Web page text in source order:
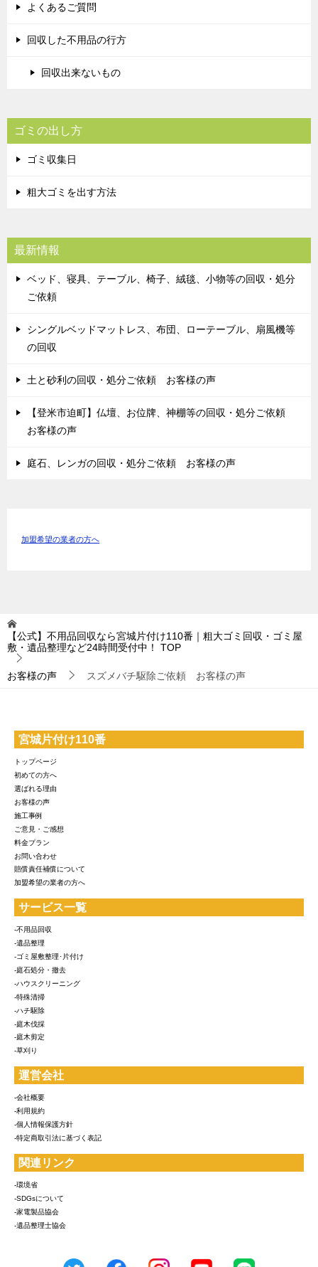
よくあるご質問
回収した不用品の行方
回収出来ないもの
ゴミの出し方
ゴミ収集日
粗大ゴミを出す方法
最新情報
ベッド、寝具、テーブル、椅子、絨毯、小物等の回収・処分
ご依頼
シングルベッドマットレス、布団、ローテーブル、扇風機等
の回収
土と砂利の回収・処分ご依頼 お客様の声
【登米市迫町】仏壇、お位牌、神棚等の回収・処分ご依頼
お客様の声
庭石、レンガの回収・処分ご依頼 お客様の声
加盟希望の業者の方へ
【公式】不用品回収なら宮城片付け110番｜粗大ゴミ回収・ゴミ屋
敷・遺品整理など24時間受付中！
TOP
お客様の声 スズメバチ駆除ご依頼 お客様の声
宮城片付け110番
トップページ
初めての方へ
選ばれる理由
お客様の声
施工事例
ご意見・ご感想
料金プラン
お問い合わせ
賠償責任補償について
加盟希望の業者の方へ
サービス一覧
-不用品回収
-遺品整理
-ゴミ屋敷整理･片付け
-庭石処分・撤去
-ハウスクリーニング
-特殊清掃
-ハチ駆除
-庭木伐採
-庭木剪定
-草刈り
運営会社
-会社概要
-利用規約
-個人情報保護方針
-特定商取引法に基づく表記
関連リンク
-環境省
-SDGsについて
-家電製品協会
-遺品整理士協会